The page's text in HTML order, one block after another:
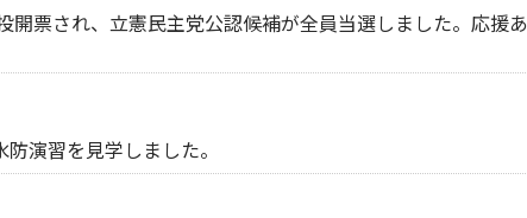
開票され、立憲民主党公認候補が全員当選しました。応援あ
演習を見学しました。